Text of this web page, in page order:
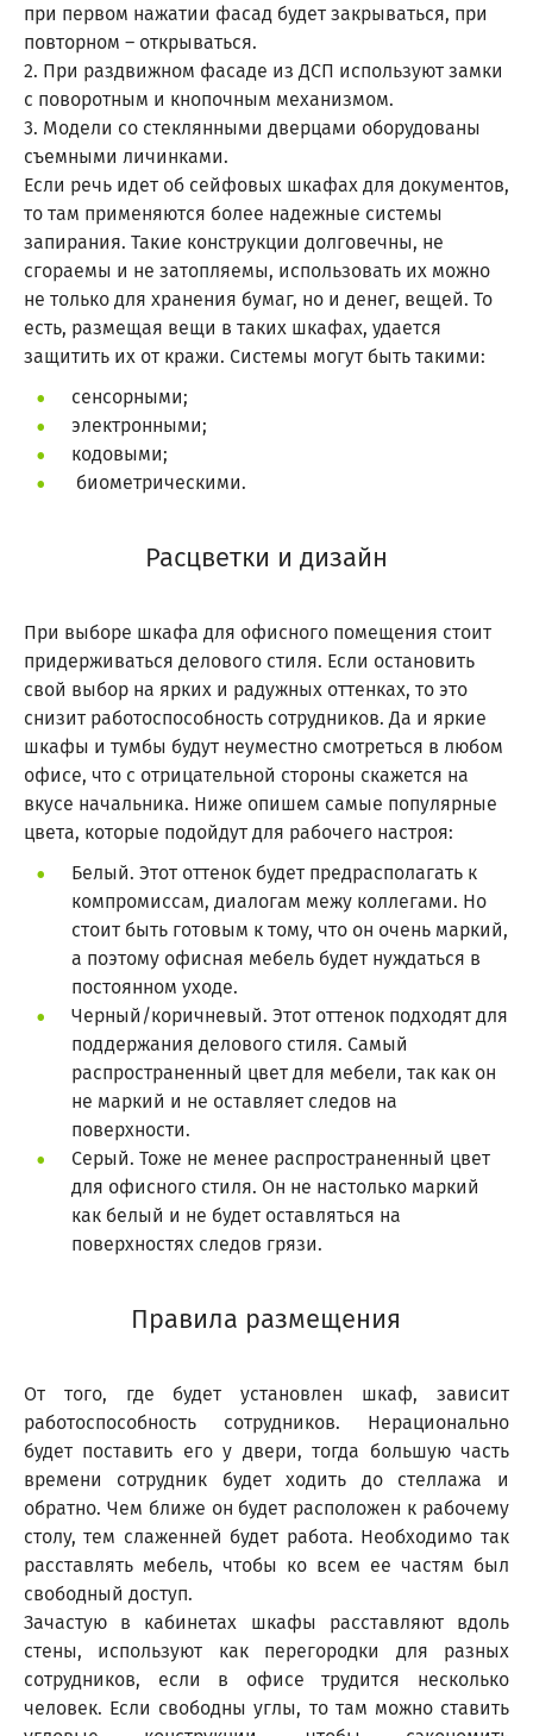
при первом нажатии фасад будет закрываться, при
повторном – открываться.
2. При раздвижном фасаде из ДСП используют замки
с поворотным и кнопочным механизмом.
3. Модели со стеклянными дверцами оборудованы
съемными личинками.
Если речь идет об сейфовых шкафах для документов,
то там применяются более надежные системы
запирания. Такие конструкции долговечны, не
сгораемы и не затопляемы, использовать их можно
не только для хранения бумаг, но и денег, вещей. То
есть, размещая вещи в таких шкафах, удается
защитить их от кражи. Системы могут быть такими:
сенсорными;
электронными;
кодовыми;
биометрическими.
Расцветки и дизайн
При выборе шкафа для офисного помещения стоит
придерживаться делового стиля. Если остановить
свой выбор на ярких и радужных оттенках, то это
снизит работоспособность сотрудников. Да и яркие
шкафы и тумбы будут неуместно смотреться в любом
офисе, что с отрицательной стороны скажется на
вкусе начальника. Ниже опишем самые популярные
цвета, которые подойдут для рабочего настроя:
Белый. Этот оттенок будет предрасполагать к
компромиссам, диалогам межу коллегами. Но
стоит быть готовым к тому, что он очень маркий,
а поэтому офисная мебель будет нуждаться в
постоянном уходе.
Черный/коричневый. Этот оттенок подходят для
поддержания делового стиля. Самый
распространенный цвет для мебели, так как он
не маркий и не оставляет следов на
поверхности.
Серый. Тоже не менее распространенный цвет
для офисного стиля. Он не настолько маркий
как белый и не будет оставляться на
поверхностях следов грязи.
Правила размещения
От того, где будет установлен шкаф, зависит
работоспособность сотрудников. Нерационально
будет поставить его у двери, тогда большую часть
времени сотрудник будет ходить до стеллажа и
обратно. Чем ближе он будет расположен к рабочему
столу, тем слаженней будет работа. Необходимо так
расставлять мебель, чтобы ко всем ее частям был
свободный доступ.
Зачастую в кабинетах шкафы расставляют вдоль
стены, используют как перегородки для разных
сотрудников, если в офисе трудится несколько
человек. Если свободны углы, то там можно ставить